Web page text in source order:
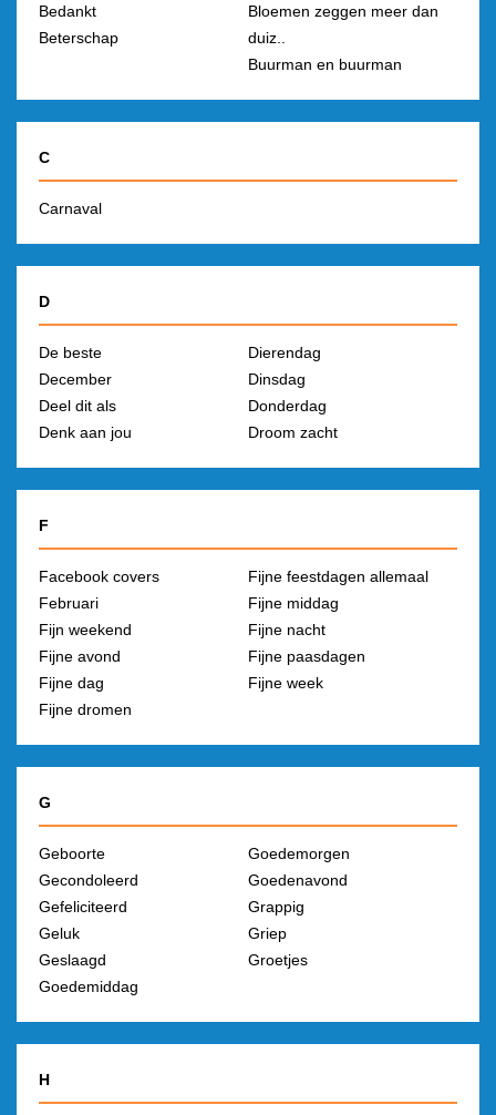
Bedankt
Beterschap
Bloemen zeggen meer dan
duiz..
Buurman en buurman
C
Carnaval
D
De beste
December
Deel dit als
Denk aan jou
Dierendag
Dinsdag
Donderdag
Droom zacht
F
Facebook covers
Februari
Fijn weekend
Fijne avond
Fijne dag
Fijne dromen
Fijne feestdagen allemaal
Fijne middag
Fijne nacht
Fijne paasdagen
Fijne week
G
Geboorte
Gecondoleerd
Gefeliciteerd
Geluk
Geslaagd
Goedemiddag
Goedemorgen
Goedenavond
Grappig
Griep
Groetjes
H